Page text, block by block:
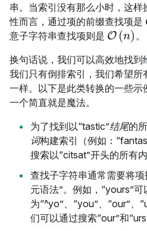
串。当索引没有那么小时，这
性而言，通过项的前缀查找项是
意子字符串查找项则是 O (n)
O( n) 。
换句话说，我们可以高效地找到
我们只有倒排索引，我们希望
一样。以下是此类转换的一些
一个简直就是魔法。
为了找到以“tastic”结尾的
词构建索引（例如：
搜索以“citsat”开头的所有内
查找子字符串通常需要将
元语法”。例如，“yours”可
为“^yo”、“you”、“our”、
们可以通过搜索“our”和